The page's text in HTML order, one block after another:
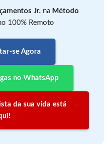
Jr. na Método
100% Remoto
se Agora
no WhatsApp
da sua vida está